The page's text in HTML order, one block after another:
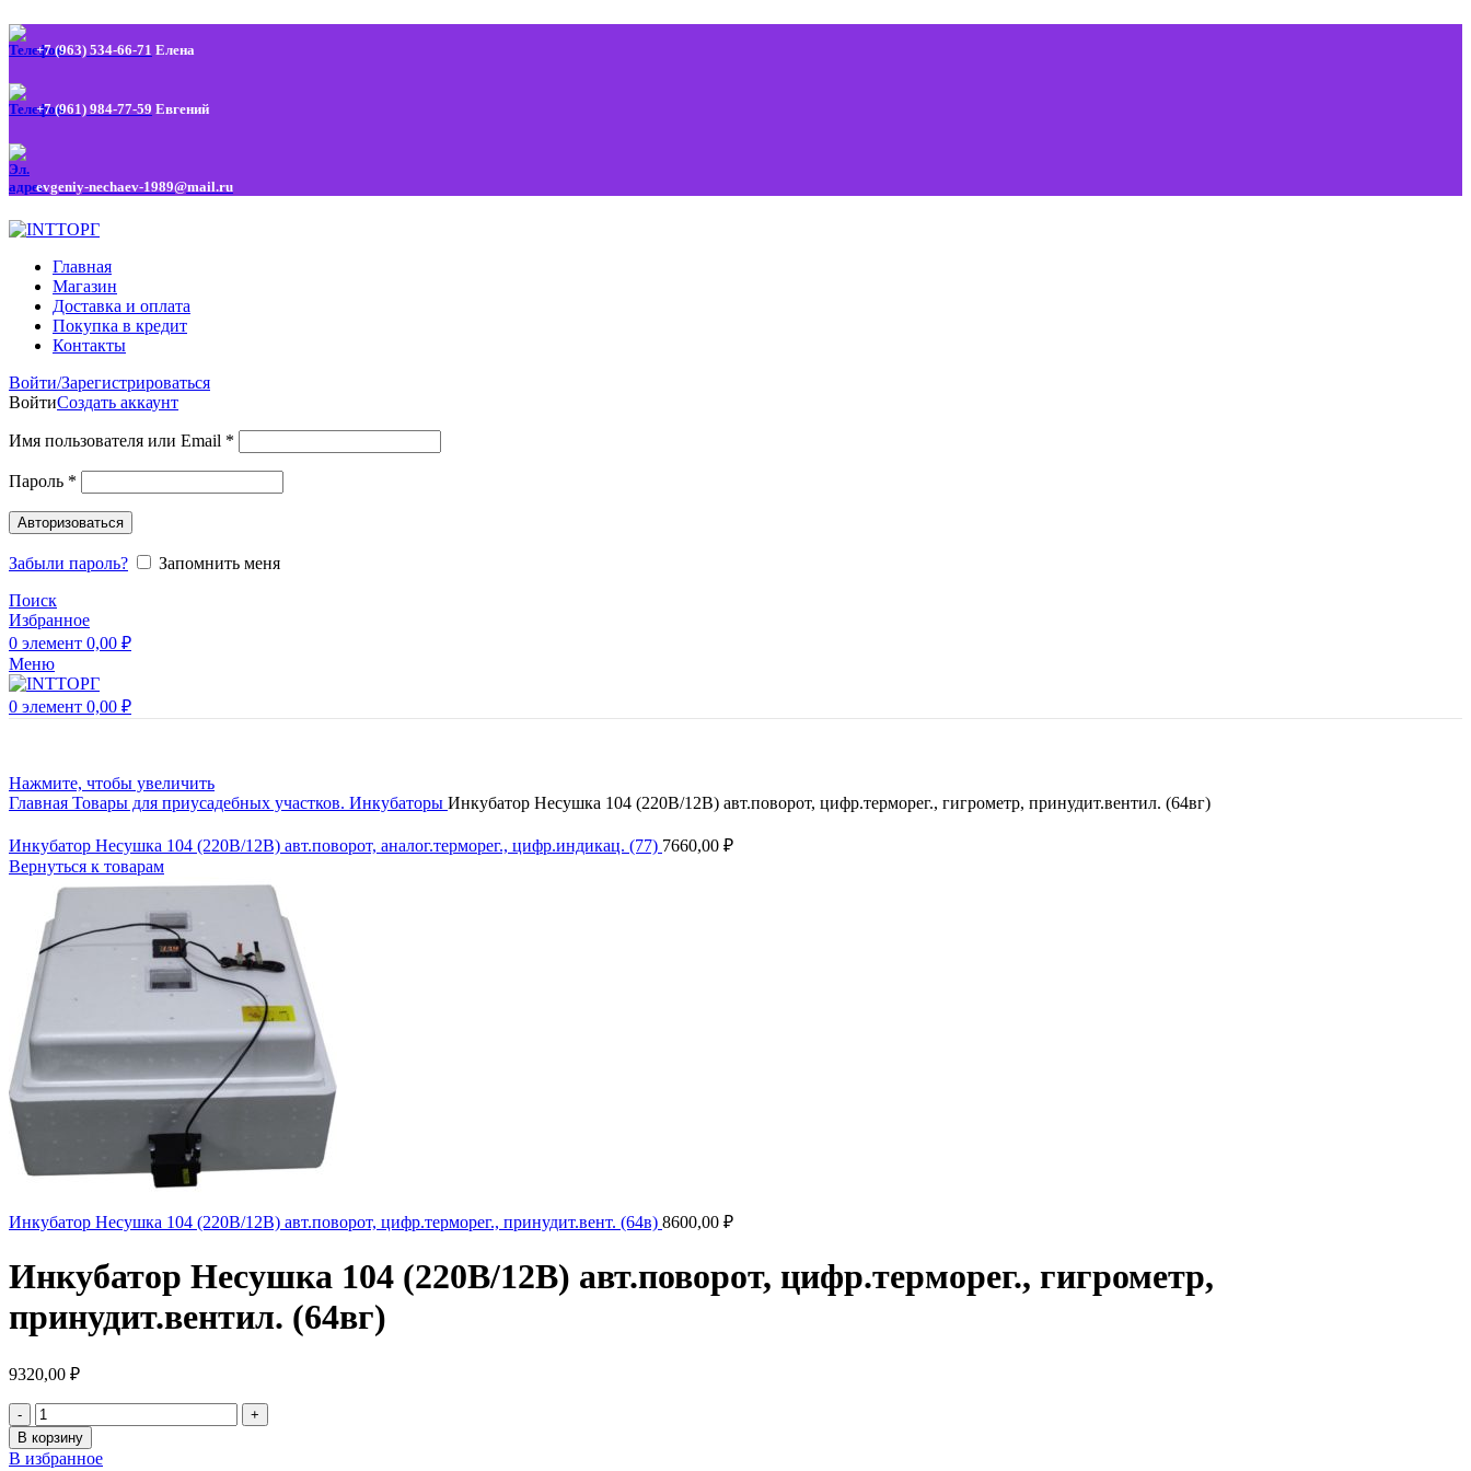
+7 (963) 534-66-71 Елена
+7 (961) 984-77-59 Евгений
evgeniy-nechaev-1989@mail.ru
Главная
Магазин
Доставка и оплата
Покупка в кредит
Контакты
Войти/Зарегистрироваться
ВойтиСоздать аккаунт
Имя пользователя или Email *
Пароль *
Авторизоваться
Забыли пароль?
Запомнить меня
Поиск
Избранное
0 элемент 0,00 ₽
Меню
0 элемент 0,00 ₽
Нажмите, чтобы увеличить
Главная Товары для приусадебных участков. Инкубаторы Инкубатор Несушка 104 (220В/12В) авт.поворот, цифр.терморег., гигрометр, принудит.вентил. (64вг)
Инкубатор Несушка 104 (220В/12В) авт.поворот, аналог.терморег., цифр.индикац. (77) 7660,00 ₽
Вернуться к товарам
Инкубатор Несушка 104 (220В/12В) авт.поворот, цифр.терморег., принудит.вент. (64в) 8600,00 ₽
Инкубатор Несушка 104 (220В/12В) авт.поворот, цифр.терморег., гигрометр,
принудит.вентил. (64вг)
9320,00 ₽
В корзину
В избранное